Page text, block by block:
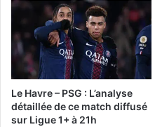
Le Havre – PSG : L’analyse
détaillée de ce match diffusé
sur Ligue 1+ à 21h